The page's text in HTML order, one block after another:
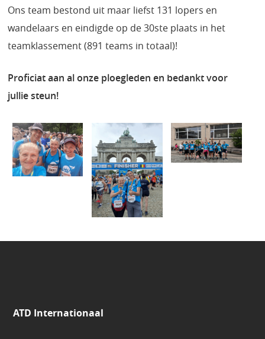
Ons team bestond uit maar liefst 131 lopers en
wandelaars en eindigde op de 30ste plaats in het
teamklassement (891 teams in totaal)!
Proficiat aan al onze ploegleden en bedankt voor
jullie steun!
ATD Internationaal